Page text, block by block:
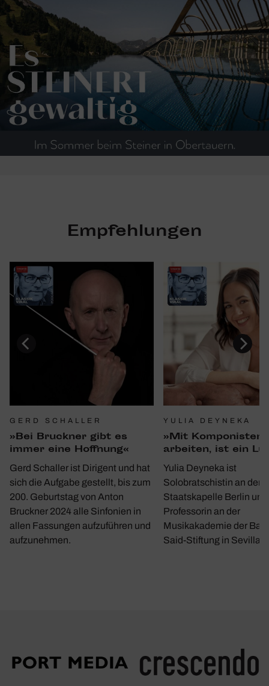
Empfehlungen
GERD SCHALLER
»Bei Bruckner gibt es
immer eine Hoff­nung«
Gerd Schaller ist Dirigent und hat
sich die Aufgabe gestellt, bis zum
200. Geburtstag von Anton
Bruckner 2024 alle Sinfonien in
allen Fassungen aufzuführen und
aufzunehmen.
YULIA DEYNEKA
»Mit Kompo­nisten
arbeiten, ist ein
Yulia Deyneka ist
Solobratschistin an der
Staatskapelle Berlin und
Professorin an der
Musikakademie der
Said-Stiftung in Sevilla.